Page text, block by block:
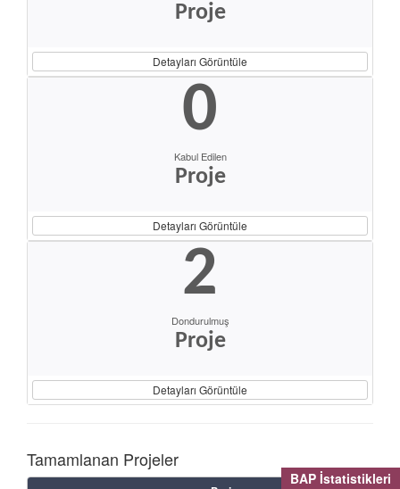
BAP İstatistikleri
Proje
Detayları Görüntüle
0
Kabul Edilen
Proje
Detayları Görüntüle
2
Dondurulmuş
Proje
Detayları Görüntüle
Tamamlanan Projeler